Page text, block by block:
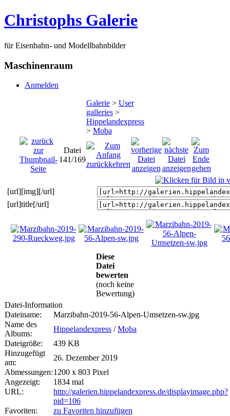
Christophs Galerie
für Eisenbahn- und Modellbahnbilder
Maschinenraum
Anmelden
Galerie> User
galleries>
Hippelandexpress
> Moba
Datei
141/169
[url][img][/url]
[url]title[/url]
Diese
Datei
bewerten
(noch keine
Bewertung)
Datei-Information
Dateiname:
Marzibahn-2019-56-Alpen-Umsetzen-sw.jpg
Name des
Albums:
Hippelandexpress /Moba
Dateigröße:
439 KB
Hinzugefügt
am:
26. Dezember 2019
Abmessungen:1200 x 803 Pixel
Angezeigt:
1834 mal
URL:
http://galerien.hippelandexpress.de/displayimage.php?
pid=106
Favoriten:
zu Favoriten hinzufügen